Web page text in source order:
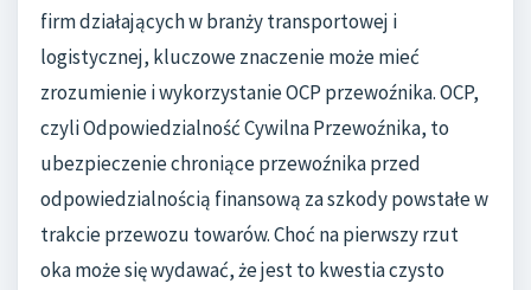
firm działających w branży transportowej i
logistycznej, kluczowe znaczenie może mieć
zrozumienie i wykorzystanie OCP przewoźnika. OCP,
czyli Odpowiedzialność Cywilna Przewoźnika, to
ubezpieczenie chroniące przewoźnika przed
odpowiedzialnością finansową za szkody powstałe w
trakcie przewozu towarów. Choć na pierwszy rzut
oka może się wydawać, że jest to kwestia czysto